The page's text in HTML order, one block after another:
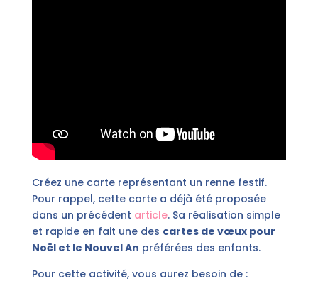
Créez une carte représentant un renne festif.
Pour rappel, cette carte a déjà été proposée
dans un précédent article. Sa réalisation simple
et rapide en fait une des cartes de vœux pour
Noël et le Nouvel An préférées des enfants.
Pour cette activité, vous aurez besoin de :